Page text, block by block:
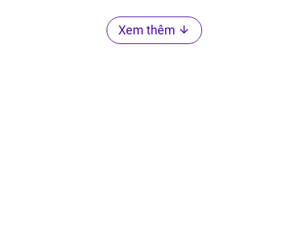
Xem thêm